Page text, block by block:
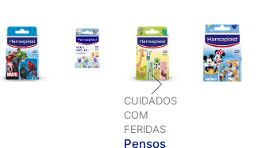
CUIDADOS
COM
FERIDAS
Pensos